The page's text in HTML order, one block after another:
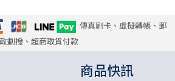
傳真刷卡、虛擬轉帳、郵
政劃撥、超商取貨付款
商品快訊